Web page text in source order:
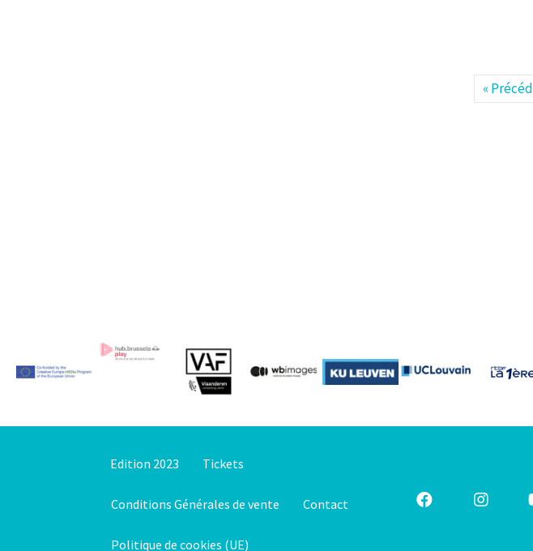
«
Edition 2023 Tickets
Conditions Générales de vente Contact
Politique de cookies (UE)